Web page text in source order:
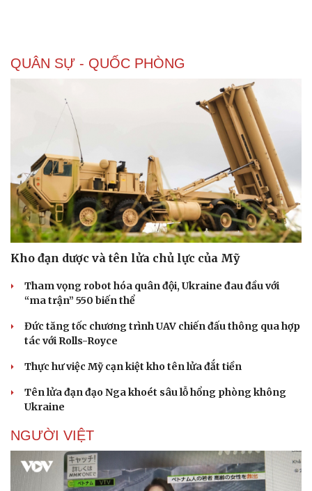
Doanh nghiệp
Doanh nghiệp 24h
Công nghệ
Tin Công nghệ
Trải nghiệm
Chuyển đổi số
QUÂN SỰ - QUỐC PHÒNG
Kho đạn dược và tên lửa chủ lực của Mỹ
Tham vọng robot hóa quân đội, Ukraine đau đầu với
“ma trận” 550 biến thể
Đức tăng tốc chương trình UAV chiến đấu thông qua hợp
tác với Rolls-Royce
Thực hư việc Mỹ cạn kiệt kho tên lửa đắt tiền
Tên lửa đạn đạo Nga khoét sâu lỗ hổng phòng không
Ukraine
NGƯỜI VIỆT